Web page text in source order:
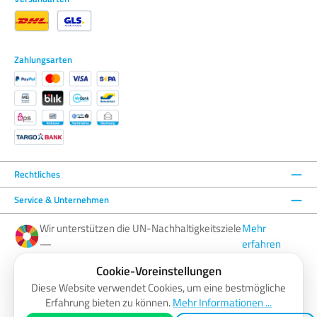
Zahlungsarten
Rechtliches
Service & Unternehmen
Wir unterstützen die UN-Nachhaltigkeitsziele
—
Mehr
erfahren
Facebook Instagram YouTube LinkedIn
Barrierefreiheitserklärung Datenschutzerklärung Impressum
Widerrufsbelehrung
Cookie-Voreinstellungen
Diese Website verwendet Cookies, um eine bestmögliche
Erfahrung bieten zu können.Mehr Informationen ...